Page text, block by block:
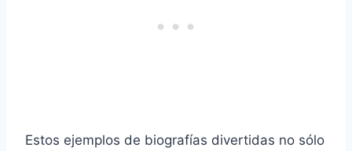
Estos ejemplos de biografías divertidas no sólo